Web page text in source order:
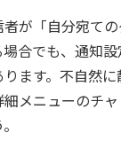
が「自分宛て
合でも、通知
ます。不自然
メニューのチ